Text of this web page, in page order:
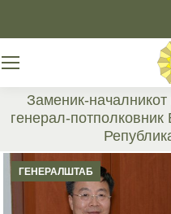
Заменик-
генерал-потполковник
ГЕНЕРАЛШТАБ